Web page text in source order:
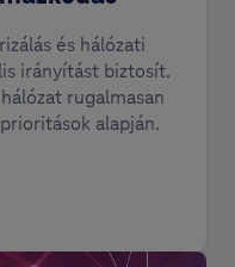
és hálózati
irányítást biztosít.
rugalmasan
alapján.